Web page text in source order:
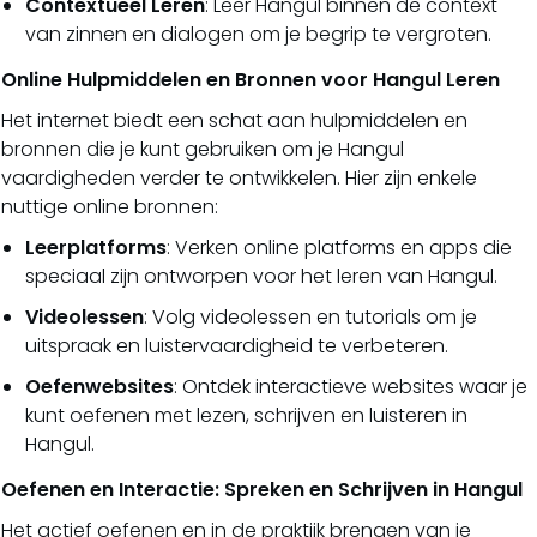
Contextueel Leren: Leer Hangul binnen de context
van zinnen en dialogen om je begrip te vergroten.
Online Hulpmiddelen en Bronnen voor Hangul Leren
Het internet biedt een schat aan hulpmiddelen en
bronnen die je kunt gebruiken om je Hangul
vaardigheden verder te ontwikkelen. Hier zijn enkele
nuttige online bronnen:
Leerplatforms: Verken online platforms en apps die
speciaal zijn ontworpen voor het leren van Hangul.
Videolessen: Volg videolessen en tutorials om je
uitspraak en luistervaardigheid te verbeteren.
Oefenwebsites: Ontdek interactieve websites waar je
kunt oefenen met lezen, schrijven en luisteren in
Hangul.
Oefenen en Interactie: Spreken en Schrijven in Hangul
Het actief oefenen en in de praktijk brengen van je